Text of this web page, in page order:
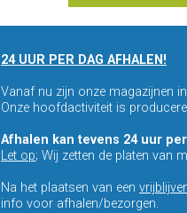
24 UUR PER DAG AFHALEN!
Vanaf nu zijn onze magazijnen
Onze hoofdactiviteit is
Afhalen kan tevens 24 uur
Let op; Wij zetten de platen van
Na het plaatsen van een
info voor afhalen/bezorgen.